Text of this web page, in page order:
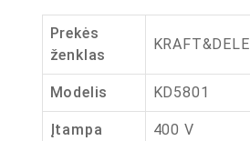
Prekės
ženklas
KRAFT&DELE
Modelis KD5801
Įtampa 400 V